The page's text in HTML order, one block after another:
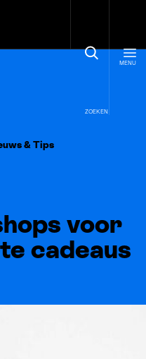
ZOEKEN
MENU
& Tips
voor
cadeaus